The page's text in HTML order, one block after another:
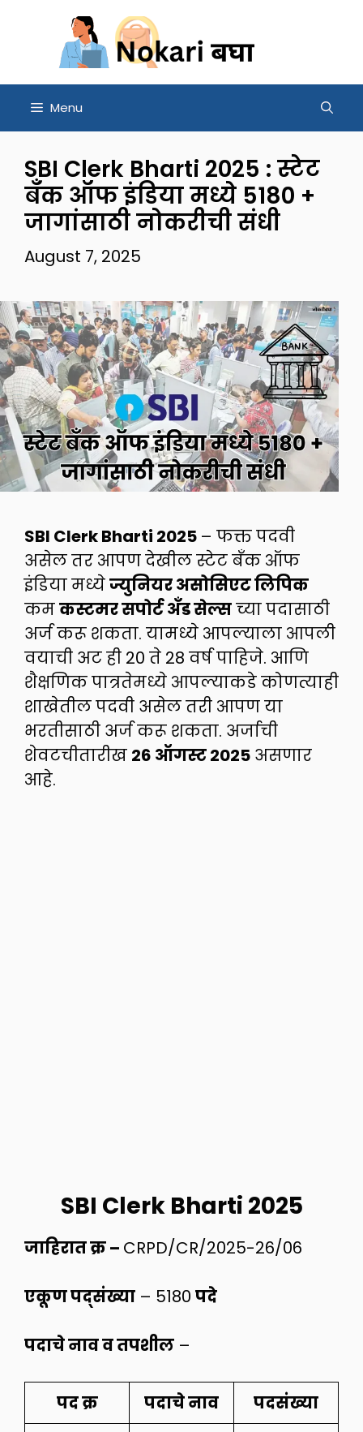
content
Menu
SBI Clerk Bharti 2025 : स्टेट
बँक ऑफ इंडिया मध्ये 5180 +
जागांसाठी नोकरीची संधी
August 7, 2025
SBI Clerk Bharti 2025 – फक्त पदवी
असेल तर आपण देखील स्टेट बँक ऑफ
इंडिया मध्येज्युनियर असोसिएट लिपिक
कमकस्टमर सपोर्ट अँड सेल्सच्या पदासाठी
अर्ज करू शकता. यामध्ये आपल्याला आपली
वयाची अट ही 20 ते 28 वर्ष पाहिजे. आणि
शैक्षणिक पात्रतेमध्ये आपल्याकडे कोणत्याही
शाखेतील पदवी असेल तरी आपण या
भरतीसाठी अर्ज करू शकता. अर्जाची
शेवटचीतारीख 26 ऑगस्ट 2025 असणार
आहे.
SBI Clerk Bharti 2025
जाहिरात क्र – CRPD/CR/2025-26/06
एकूण पद्संख्या – 5180 पदे
पदाचे नाव व तपशील –
पद क्र पदाचे नाव पदसंख्या